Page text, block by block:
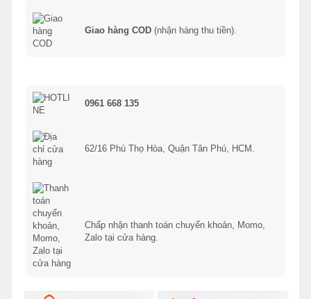
Giao hàng COD (nhận hàng thu tiền).
0961 668 135
62/16 Phú Thọ Hòa, Quận Tân Phú, HCM.
Chấp nhận thanh toán chuyển khoản, Momo,
Zalo tại cửa hàng.